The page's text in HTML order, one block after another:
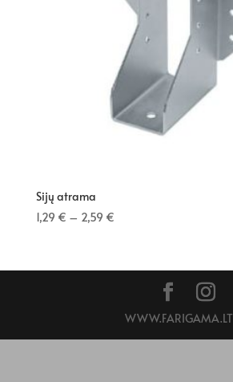
Sijų atrama
1,29 € – 2,59 €
WWW.FARIGAMA.LT